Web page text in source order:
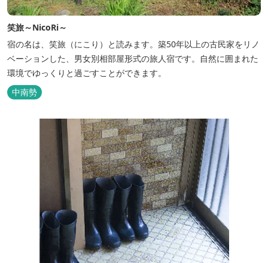
笑旅～NicoRi～
宿の名は、笑旅（にこり）と読みます。築50年以上の古民家をリノ
ベーションした、男女別相部屋形式の旅人宿です。自然に囲まれた
環境でゆっくりと過ごすことができます。
中南勢